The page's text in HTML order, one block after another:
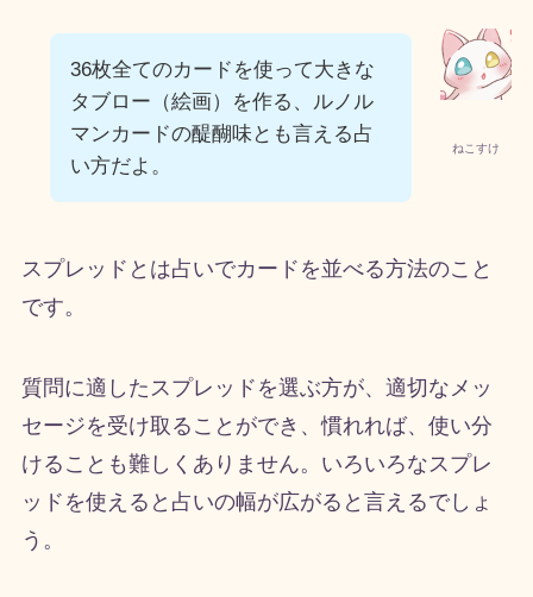
ねこすけ
36枚全てのカードを使って大きな
タブロー（絵画）を作る、ルノル
マンカードの醍醐味とも言える占
い方だよ。
スプレッドとは占いでカードを並べる方法のこと
です。
質問に適したスプレッドを選ぶ方が、適切なメッ
セージを受け取ることができ、慣れれば、使い分
けることも難しくありません。いろいろなスプレ
ッドを使えると占いの幅が広がると言えるでしょ
う。